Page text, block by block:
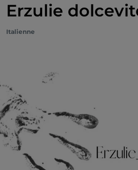
Erzulie
Italienne